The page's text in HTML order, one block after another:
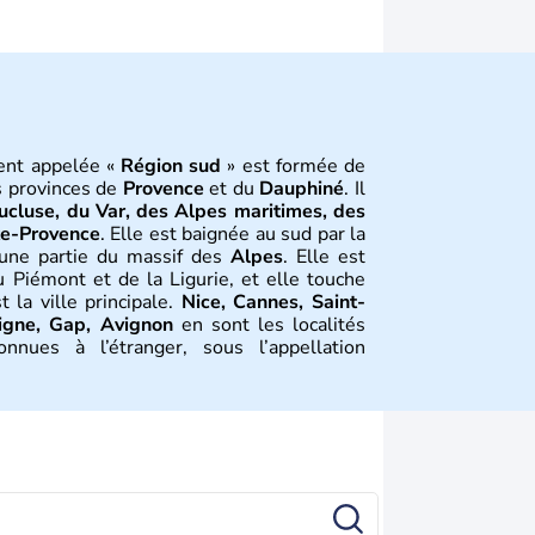
appelée «Région sud » est formée de
de Provenceet du Dauphiné. Il
du Var, des Alpes maritimes, des
Provence. Elle est baignée au sud par la
partie du massif des Alpes. Elle est
Piémont et de la Ligurie, et elle touche
la ville principale. Nice, Cannes, Saint-
Gap, Avignonen sont les localités
à l’étranger, sous l’appellation
et la maîtrise du feu (400 000 ans
. Le peuple ligure